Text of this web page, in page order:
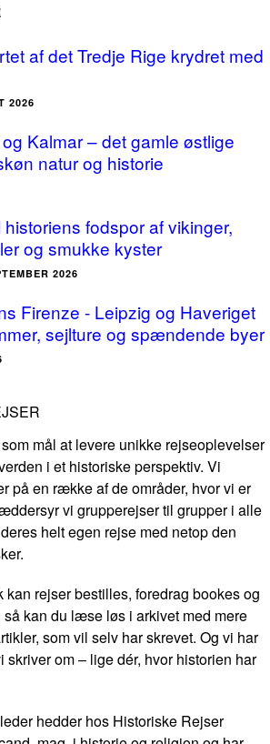
af det Tredje Rige krydret med
2026
Kalmar – det gamle østlige
natur og historie
fodspor af vikinger,
og smukke kyster
2026
Firenze - Leipzig og Haveriget
sejlture og spændende byer
mål at levere unikke rejseoplevelser
i et historiske perspektiv. Vi
på en række af de områder, hvor vi er
vi grupperejser til grupper i alle
helt egen rejse med netop den
kan rejser bestilles, foredrag bookes og
så kan du læse løs i arkivet med mere
som vil selv har skrevet. Og vi har
om – lige dér, hvor historien har
hedder hos Historiske Rejser